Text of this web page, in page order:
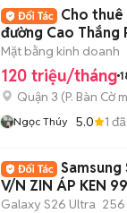
Cho thuê
đường Cao Thắng
Mặt bằng kinh doanh
120 triệu/tháng
Quận 3 (P. Bàn Cờ
Ngọc Thúy 5.0 1
Samsung
V/N ZIN ÁP KEN
Galaxy S26 Ultra 256